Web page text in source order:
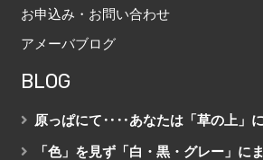
お申込み・お問い合わせ
アメーバブログ
BLOG
原っぱにて‥‥あなたは「草の上」
「色」を見ず「白・黒・グレー」に